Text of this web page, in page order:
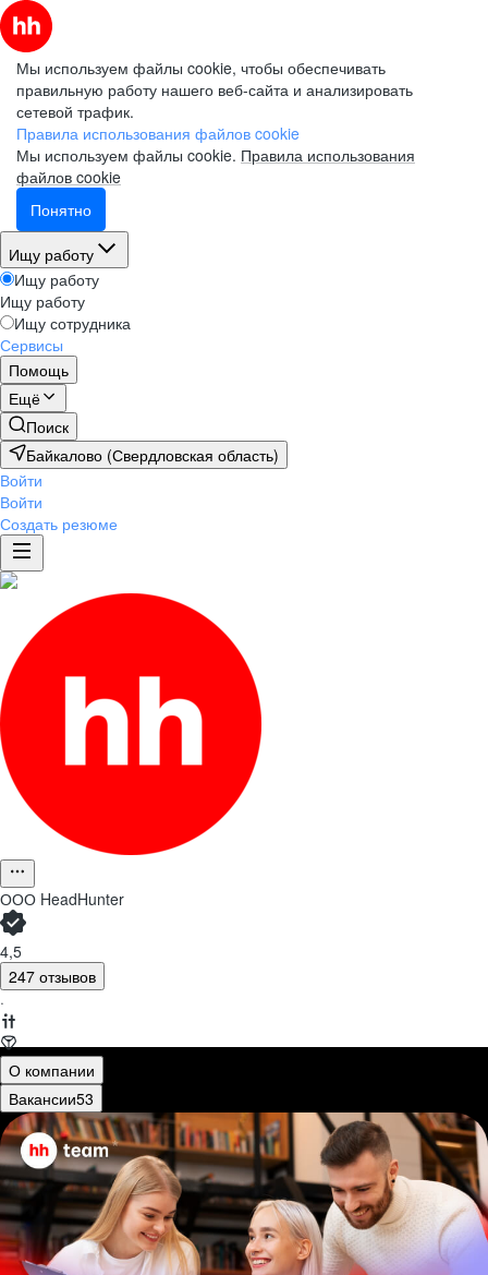
Мы используем файлы cookie, чтобы обеспечивать
правильную работу нашего веб-сайта и анализировать
сетевой трафик.
Правила использования файлов cookie
Мы используем файлы cookie. Правила использования
файлов cookie
Понятно
Ищу работу
Ищу работу
Ищу работу
Ищу сотрудника
Сервисы
Помощь
Ещё
Поиск
Байкалово (Свердловская область)
Войти
Войти
Создать резюме
ООО HeadHunter
4,5
247 отзывов
·
О компании
Вакансии53